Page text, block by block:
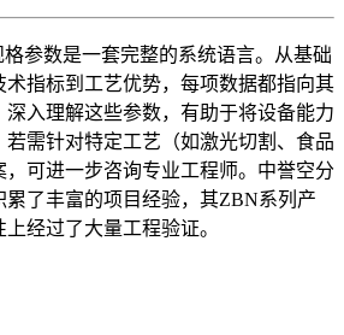
参数是一套完整的系统语言。从基础
指标到工艺优势，每项数据都指向其
入理解这些参数，有助于将设备能力
需针对特定工艺（如激光切割、食品
可进一步咨询专业工程师。中誉空分
了丰富的项目经验，其ZBN系列产
经过了大量工程验证。